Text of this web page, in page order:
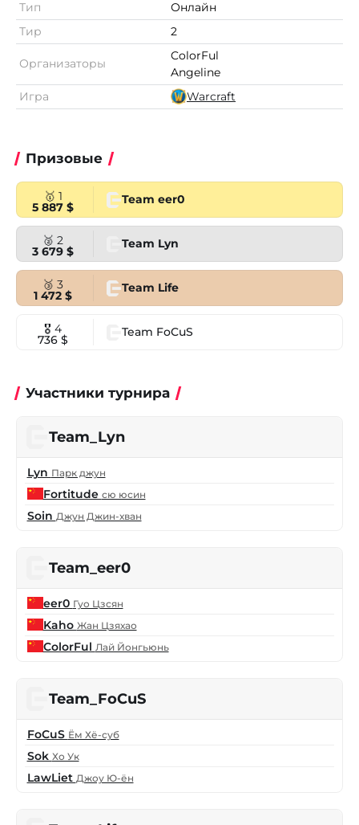
Тип
Онлайн
Тир
2
Организаторы
ColorFul
Angeline
Игра
Warcraft
Призовые
🥇 1
5 887 $
Team eer0
🥈 2
3 679 $
Team Lyn
🥉 3
1 472 $
Team Life
🎖 4
736 $
Team FoCuS
Участники турнира
Team_Lyn
Lyn Парк джун
Fortitude сю юсин
Soin Джун Джин-хван
Team_eer0
eer0 Гуо Цзсян
Kaho Жан Цзяхао
ColorFul Лай Йонгьюнь
Team_FoCuS
FoCuS Ём Хё-суб
Sok Хо Ук
LawLiet Джоу Ю-ён